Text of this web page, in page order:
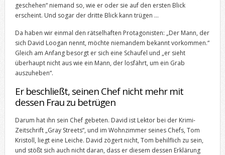
geschehen“ niemand so, wie er oder sie auf den ersten Blick
erscheint. Und sogar der dritte Blick kann trügen …
Da haben wir einmal den rätselhaften Protagonisten: „Der Mann, der
sich David Loogan nennt, möchte niemandem bekannt vorkommen.“
Gleich am Anfang besorgt er sich eine Schaufel und „er sieht
überhaupt nicht aus wie ein Mann, der losfährt, um ein Grab
auszuheben“.
Er beschließt, seinen Chef nicht mehr mit
dessen Frau zu betrügen
Darum hat ihn sein Chef gebeten. David ist Lektor bei der Krimi-
Zeitschrift „Gray Streets“, und im Wohnzimmer seines Chefs, Tom
Kristoll, liegt eine Leiche. David zögert nicht, Tom behilflich zu sein,
und stößt sich auch nicht daran, dass er diesem dessen Erklärung